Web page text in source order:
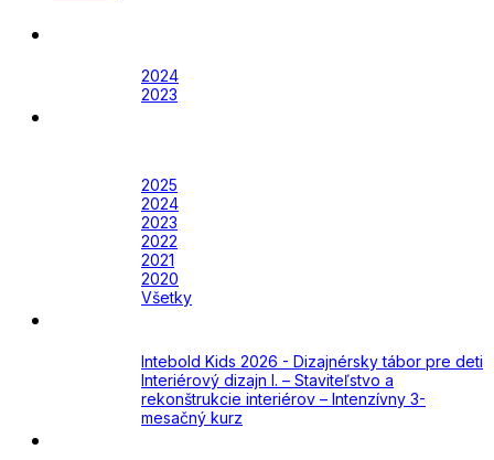
2024
2023
2025
2024
2023
2022
2021
2020
Všetky
Intebold Kids 2026 - Dizajnérsky tábor pre deti
Interiérový dizajn I. – Staviteľstvo a
rekonštrukcie interiérov – Intenzívny 3-
mesačný kurz